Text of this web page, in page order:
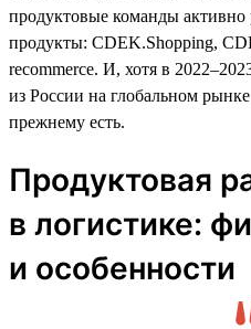
продуктовые команды
продукты: CDEK.Shopping,
recommerce. И, хотя в
из России на глобальном
прежнему есть.
Продуктовая
в логистике:
и особенности